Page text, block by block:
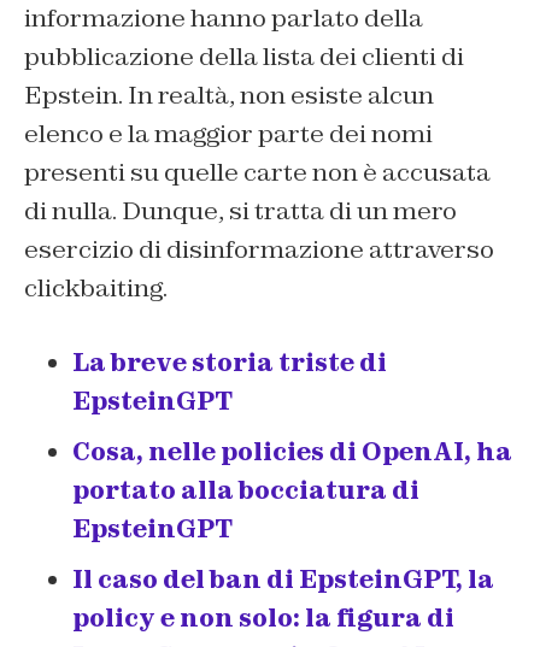
informazione hanno parlato della
pubblicazione della lista dei clienti di
Epstein. In realtà, non esiste alcun
elenco e la maggior parte dei nomi
presenti su quelle carte non è accusata
di nulla. Dunque, si tratta di un mero
esercizio di disinformazione attraverso
clickbaiting.
La breve storia triste di
EpsteinGPT
Cosa, nelle policies di OpenAI, ha
portato alla bocciatura di
EpsteinGPT
Il caso del ban di EpsteinGPT, la
policy e non solo: la figura di